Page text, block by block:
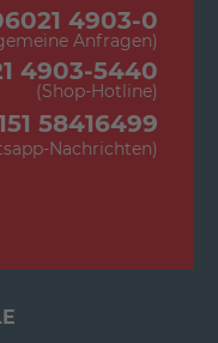
4903-0
Anfragen)
4903-5440
(Shop-Hotline)
58416499
Nachrichten)